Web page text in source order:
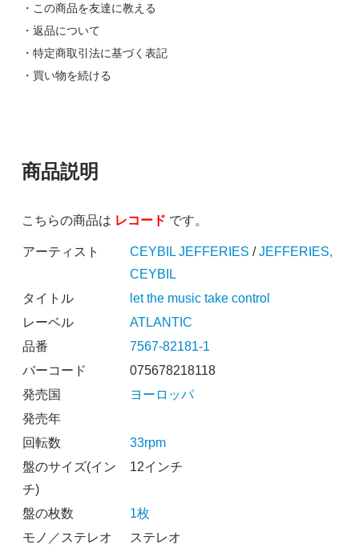
・この商品を友達に教える
・返品について
・特定商取引法に基づく表記
・買い物を続ける
商品説明
こちらの商品は レコード です。
アーティスト CEYBIL JEFFERIES /JEFFERIES,
CEYBIL
タイトル
let the music take control
レーベル
ATLANTIC
品番
7567-82181-1
バーコード
075678218118
発売国
ヨーロッパ
発売年
回転数
33rpm
盤のサイズ(イン
チ)
12インチ
盤の枚数
1枚
モノ／ステレオ
ステレオ